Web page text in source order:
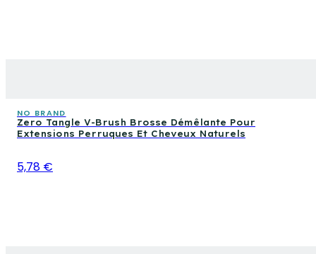
NO BRAND
Zero Tangle V-Brush Brosse Démêlante Pour
Extensions Perruques Et Cheveux Naturels
5,78 €